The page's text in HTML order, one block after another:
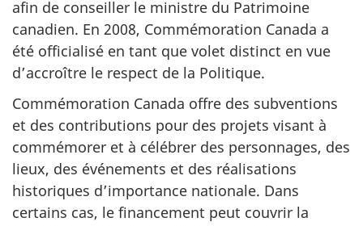
afin de conseiller le ministre du Patrimoine
canadien. En 2008, Commémoration Canada a
été officialisé en tant que volet distinct en vue
d’accroître le respect de la Politique.
Commémoration Canada offre des subventions
et des contributions pour des projets visant à
commémorer et à célébrer des personnages, des
lieux, des événements et des réalisations
historiques d’importance nationale. Dans
certains cas, le financement peut couvrir la